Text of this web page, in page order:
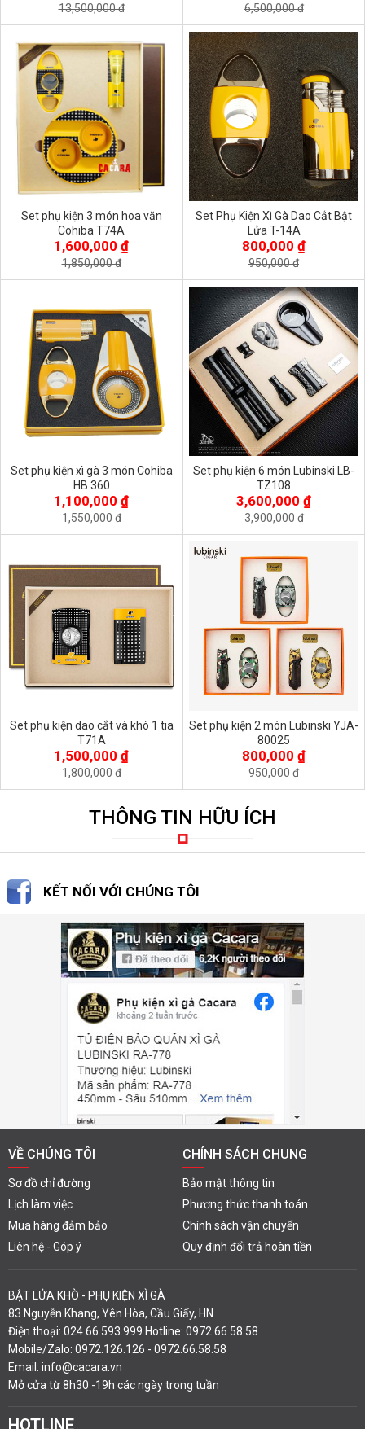
13,500,000 đ 6,500,000 đ
Set phụ kiện 3 món hoa văn
Cohiba T74A
1,600,000 ₫
1,850,000 đ
Set Phụ Kiện Xì Gà Dao Cắt Bật
Lửa T-14A
800,000 ₫
950,000 đ
Set phụ kiện xì gà 3 món Cohiba
HB 360
1,100,000 ₫
1,550,000 đ
Set phụ kiện 6 món Lubinski LB-
TZ108
3,600,000 ₫
3,900,000 đ
Set phụ kiện dao cắt và khò 1 tia
T71A
1,500,000 ₫
1,800,000 đ
Set phụ kiện 2 món Lubinski YJA-
80025
800,000 ₫
950,000 đ
THÔNG TIN HỮU ÍCH
KẾT NỐI VỚI CHÚNG TÔI
VỀ CHÚNG TÔI
Sơ đồ chỉ đường
Lịch làm việc
Mua hàng đảm bảo
Liên hệ - Góp ý
CHÍNH SÁCH CHUNG
Bảo mật thông tin
Phương thức thanh toán
Chính sách vận chuyển
Quy định đổi trả hoàn tiền
BẬT LỬA KHÒ - PHỤ KIỆN XÌ GÀ
83 Nguyễn Khang, Yên Hòa, Cầu Giấy, HN
Điện thoại: 024.66.593.999 Hotline: 0972.66.58.58
Mobile/Zalo: 0972.126.126 - 0972.66.58.58
Email: info@cacara.vn
Mở cửa từ 8h30 -19h các ngày trong tuần
HOTLINE